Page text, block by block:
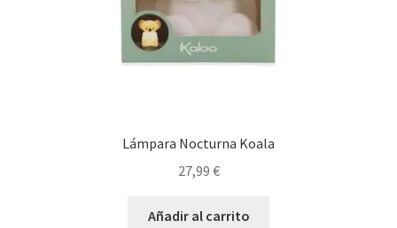
Lámpara Nocturna Koala
27,99 €
Añadir al carrito